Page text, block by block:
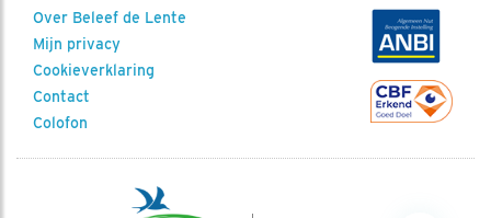
Over Beleef de Lente
Mijn privacy
Cookieverklaring
Contact
Colofon